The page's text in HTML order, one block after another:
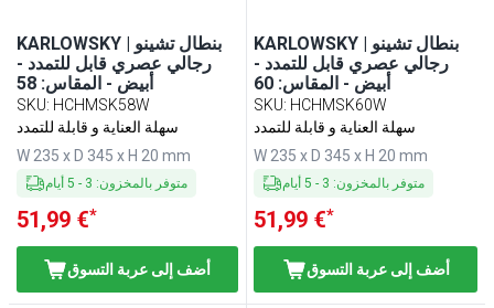
KARLOWSKY | بنطال تشينو
رجالي عصري قابل للتمدد -
أبيض - المقاس: 58
SKU: HCHMSK58W
سهلة العناية و قابلة للتمدد
W 235 x D 345 x H 20 mm
متوفر بالمخزون:
3
-
5 أيام
51,99 €*
أضف إلى عربة التسوق
KARLOWSKY | بنطال تشينو
رجالي عصري قابل للتمدد -
أبيض - المقاس: 60
SKU: HCHMSK60W
سهلة العناية و قابلة للتمدد
W 235 x D 345 x H 20 mm
متوفر بالمخزون:
3
-
5 أيام
51,99 €*
أضف إلى عربة التسوق